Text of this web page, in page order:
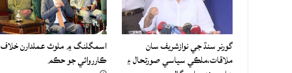
گورنر سنڌ جي نوازشريف سان
ملاقات،ملڪي سياسي صورتحال ۽
اسمگلنگ ۾ ملوث عملدارن خلاف
ڪارروائي جو حڪم